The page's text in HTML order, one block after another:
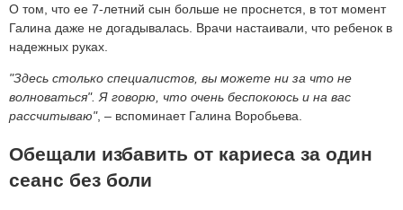
О том, что ее 7-летний сын больше не проснется, в тот момент
Галина даже не догадывалась. Врачи настаивали, что ребенок в
надежных руках.
"Здесь столько специалистов, вы можете ни за что не
волноваться". Я говорю, что очень беспокоюсь и на вас
рассчитываю", – вспоминает Галина Воробьева.
Обещали избавить от кариеса за один
сеанс без боли